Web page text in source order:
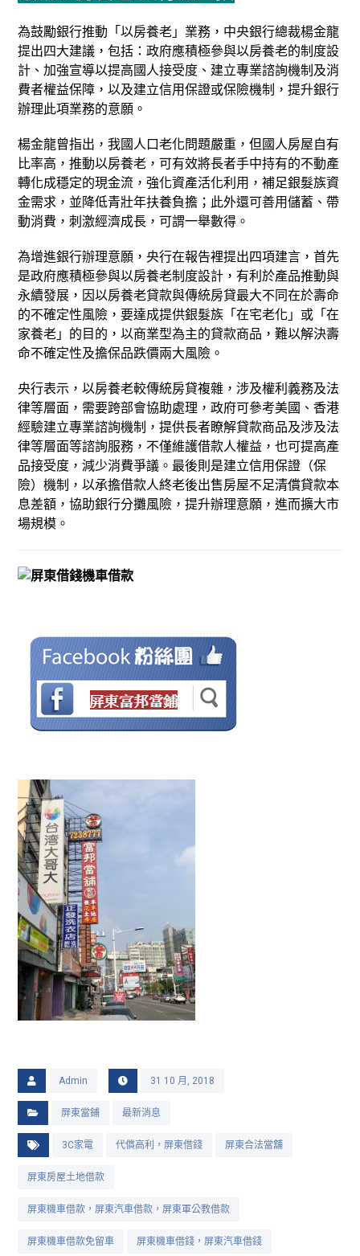
為鼓勵銀行推動「以房養老」業務，中央銀行總裁楊金龍
提出四大建議，包括：政府應積極參與以房養老的制度設
計、加強宣導以提高國人接受度、建立專業諮詢機制及消
費者權益保障，以及建立信用保證或保險機制，提升銀行
辦理此項業務的意願。
楊金龍曾指出，我國人口老化問題嚴重，但國人房屋自有
比率高，推動以房養老，可有效將長者手中持有的不動產
轉化成穩定的現金流，強化資產活化利用，補足銀髮族資
金需求，並降低青壯年扶養負擔；此外還可善用儲蓄、帶
動消費，刺激經濟成長，可謂一舉數得。
為增進銀行辦理意願，央行在報告裡提出四項建言，首先
是政府應積極參與以房養老制度設計，有利於產品推動與
永續發展，因以房養老貸款與傳統房貸最大不同在於壽命
的不確定性風險，要達成提供銀髮族「在宅老化」或「在
家養老」的目的，以商業型為主的貸款商品，難以解決壽
命不確定性及擔保品跌價兩大風險。
央行表示，以房養老較傳統房貸複雜，涉及權利義務及法
律等層面，需要跨部會協助處理，政府可參考美國、香港
經驗建立專業諮詢機制，提供長者瞭解貸款商品及涉及法
律等層面等諮詢服務，不僅維護借款人權益，也可提高產
品接受度，減少消費爭議。最後則是建立信用保證（保
險）機制，以承擔借款人終老後出售房屋不足清償貸款本
息差額，協助銀行分攤風險，提升辦理意願，進而擴大市
場規模。
Admin 31 10 月, 2018
屏東當鋪 最新消息
3C家電 代償高利，屏東借錢 屏東合法當舖
屏東房屋土地借款
屏東機車借款，屏東汽車借款，屏東軍公教借款
屏東機車借款免留車 屏東機車借錢，屏東汽車借錢